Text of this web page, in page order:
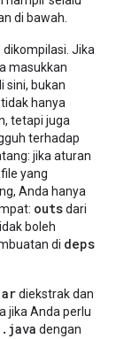
di bawah.
dikompilasi. Jika
masukkan
sini, bukan
hanya
tetapi juga
terhadap
jika aturan
yang
Anda hanya
outsdari
boleh
di deps
diekstrak dan
jika Anda perlu
.java dengan